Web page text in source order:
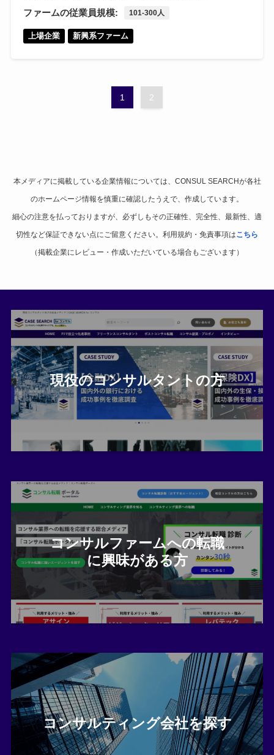
ファームの従業員規模: 101-300人
上場企業 新興系ファーム
1 2
本メディアに掲載している企業情報については、CONSUL SEARCHが各社
のホームページ情報を慎重に確認したうえで、作成しています。
細心の注意を払っておりますが、必ずしもその正確性、完全性、最新性、適
切性など保証できない点にご留意ください。利用規約・免責事項はこちら
（掲載企業にレビュー・作成いただいている場合もございます）
現役のコンサルタントの方
コンサルファームへの転職
に興味がある方
コンサルティング会社を探す